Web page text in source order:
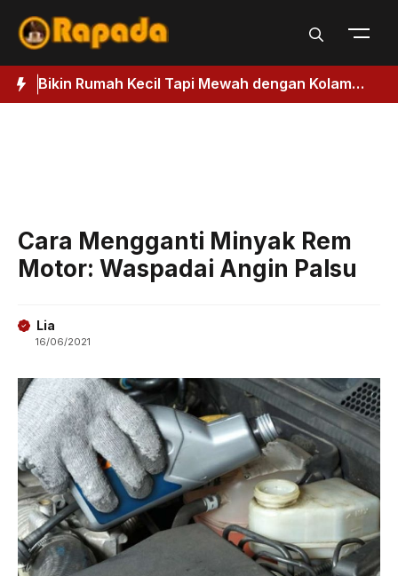
Bikin Rumah Kecil Tapi Mewah dengan Kolam
Renang, Ikuti Panduan Membuatnya
Cara Mengganti Minyak Rem
Motor: Waspadai Angin Palsu
Lia
16/06/2021